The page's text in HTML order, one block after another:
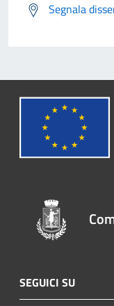
Segnala
SEGUICI SU